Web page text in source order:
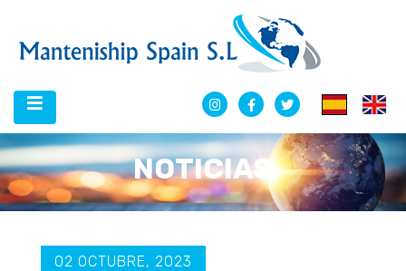
NOTICIAS
02 OCTUBRE, 2023